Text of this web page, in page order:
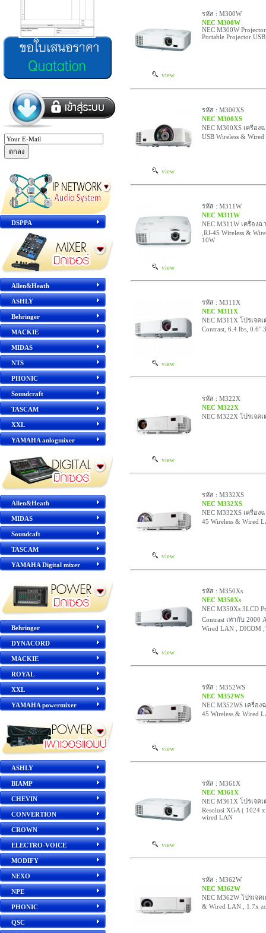
DSPPA
Allen&Heath
ASHLY
Behringer
MACKIE
MIDAS
NTS
PHONIC
Soundcraft
TASCAM
XXL
YAMAHA anlogmixer
Allen&Heath
MIDAS
Soundcaft
TASCAM
YAMAHA Digital mixer
Behringer
DYNACORD
MACKIE
ROYAL
XXL
YAMAHA powermixer
ASHLY
BIAMP
CHEVIN
CONVERTION
CROWN
ELECTRO-VOICE
MODIFY
NEXO
NPE
PHONIC
QSC
view
รหัส : M300W
NEC M300W
NEC M300W
Portable Projector
view
รหัส : M300XS
NEC M300XS
NEC M300XS เครื่อง
USB Wireless &
view
รหัส : M311W
NEC M311W
NEC M311W เครื่องฉ
,RJ-45 Wireless &
10W
view
รหัส : M311X
NEC M311X
NEC M311X โปรเจค
Contrast, 6.4 lbs, 0.6"
view
รหัส : M322X
NEC M322X
NEC M322X โปรเจค
view
รหัส : M332XS
NEC M332XS
NEC M332XS เครื่อง
45 Wireless & Wired
view
รหัส : M350Xs
NEC M350Xs
NEC M350Xs 3LCD
Contrast เท่ากับ 2000
Wired LAN , DICOM
view
รหัส : M352WS
NEC M352WS
NEC M352WS เครื่อง
45 Wireless & Wired
view
รหัส : M361X
NEC M361X
NEC M361X โปรเจค
Resolusi XGA ( 1024
wired LAN
รหัส : M362W
NEC M362W
NEC M362W โปรเจค
& Wired LAN , 1.7x